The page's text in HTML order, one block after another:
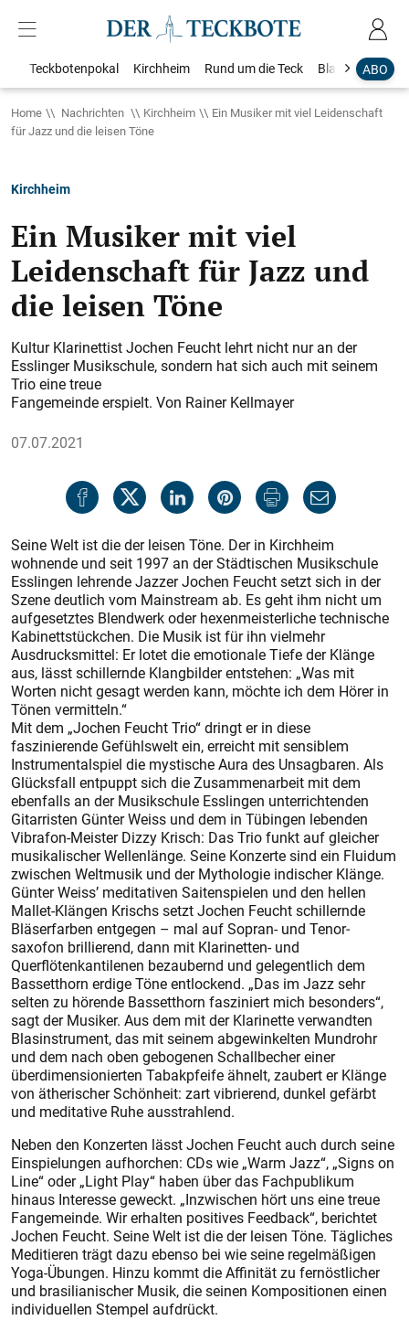
ABO
Teckbotenpokal Kirchheim Rund um die Teck Blaulicht
Home Nachrichten Kirchheim
Ein Musiker mit viel Leidenschaft
für Jazz und die leisen Töne
Kirchheim
Ein Musiker mit viel
Leidenschaft für Jazz und
die leisen Töne
Kultur Klarinettist Jochen Feucht lehrt nicht nur an der
Esslinger Musikschule, sondern hat sich auch mit seinem
Trio eine treue
Fangemeinde erspielt. Von Rainer Kellmayer
07.07.2021
Seine Welt ist die der leisen Töne. Der in Kirchheim
wohnende und seit 1997 an der Städtischen Musikschule
Esslingen lehrende Jazzer Jochen Feucht setzt sich in der
Szene deutlich vom Mainstream ab. Es geht ihm nicht um
aufgesetztes Blendwerk oder hexenmeisterliche technische
Kabinettstückchen. Die Musik ist für ihn vielmehr
Ausdrucksmittel: Er lotet die emotionale Tiefe der Klänge
aus, lässt schillernde Klangbilder entstehen: „Was mit
Worten nicht gesagt werden kann, möchte ich dem Hörer in
Tönen vermitteln.“
Mit dem „Jochen Feucht Trio“ dringt er in diese
faszinierende Gefühlswelt ein, erreicht mit sensiblem
Instrumentalspiel die mys­tische Aura des Unsagbaren. Als
Glücksfall entpuppt sich die Zusammenarbeit mit dem
ebenfalls an der Musikschule Esslingen unterrichtenden
Gitarristen Günter Weiss und dem in Tübingen lebenden
Vibrafon-Meister Dizzy Krisch: Das Trio funkt auf gleicher
musikalischer Wellenlänge. Seine Konzerte sind ein Fluidum
zwischen Weltmusik und der Mythologie indischer Klänge.
Günter Weiss’ meditativen Saitenspielen und den hellen
Mallet-Klängen Krischs setzt Jochen Feucht schillernde
Bläserfarben entgegen – mal auf Sopran- und Tenor­
saxofon brillierend, dann mit Klarinetten- und
Querflötenkantilenen bezaubernd und gelegentlich dem
Bassetthorn erdige Töne entlockend. „Das im Jazz sehr
selten zu hörende Bassetthorn fasziniert mich besonders“,
sagt der Musiker. Aus dem mit der Klarinette verwandten
Blasinstrument, das mit seinem abgewinkelten Mundrohr
und dem nach oben gebogenen Schallbecher einer
überdimensionierten Tabakpfeife ähnelt, zaubert er Klänge
von ätherischer Schönheit: zart vibrierend, dunkel gefärbt
und meditative Ruhe ausstrahlend.
Neben den Konzerten lässt Jochen Feucht auch durch seine
Einspielungen aufhorchen: CDs wie „Warm Jazz“, „Signs on
Line“ oder „Light Play“ haben über das Fachpublikum
hinaus Interesse geweckt. „Inzwischen hört uns eine treue
Fangemeinde. Wir erhalten positives Feedback“, berichtet
Jochen Feucht. Seine Welt ist die der leisen Töne. Tägliches
Meditieren trägt dazu ebenso bei wie seine regelmäßigen
Yoga-Übungen. Hinzu kommt die Affinität zu fernöstlicher
und brasilianischer Musik, die seinen Kompositionen einen
individuellen Stempel aufdrückt.